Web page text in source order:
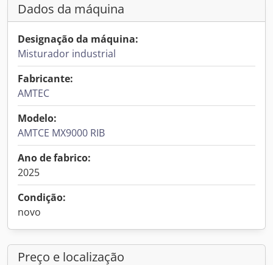
Dados da máquina
Designação da máquina:
Misturador industrial
Fabricante:
AMTEC
Modelo:
AMTCE MX9000 RIB
Ano de fabrico:
2025
Condição:
novo
Preço e localização